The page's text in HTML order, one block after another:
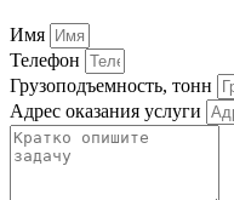
Имя
Телефон
Грузоподъемность, тонн
Адрес оказания услуги